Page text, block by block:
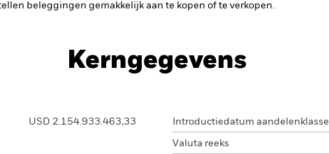
beleggingen gemakkelijk aan te kopen of te verkopen.
Kerngegevens
USD 2.154.933.463,33 Introductiedatum aandelenklasse
Valuta reeks